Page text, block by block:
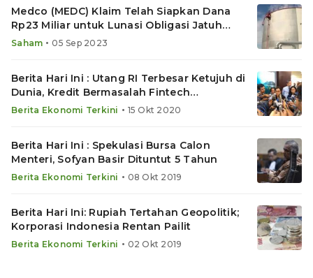
Medco (MEDC) Klaim Telah Siapkan Dana
Rp23 Miliar untuk Lunasi Obligasi Jatuh
Tempo
Saham • 05 Sep 2023
Berita Hari Ini : Utang RI Terbesar Ketujuh di
Dunia, Kredit Bermasalah Fintech
Melambung
Berita Ekonomi Terkini • 15 Okt 2020
Berita Hari Ini : Spekulasi Bursa Calon
Menteri, Sofyan Basir Dituntut 5 Tahun
Berita Ekonomi Terkini • 08 Okt 2019
Berita Hari Ini: Rupiah Tertahan Geopolitik;
Korporasi Indonesia Rentan Pailit
Berita Ekonomi Terkini • 02 Okt 2019